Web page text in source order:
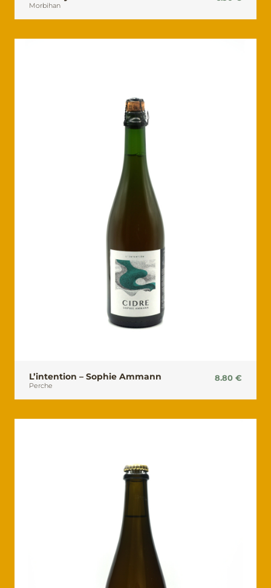
Morbihan
L’intention – Sophie Ammann
Perche
8.80 €